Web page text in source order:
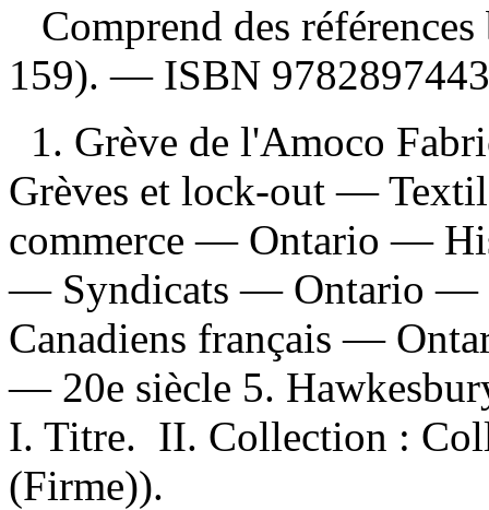
Comprend des
159). — ISBN
1. Grève de l'Amoco
Grèves et lock-out —
commerce — Ontario —
— Syndicats — Ontario —
Canadiens français —
— 20e siècle 5.
I. Titre. II. Collection :
(Firme)).